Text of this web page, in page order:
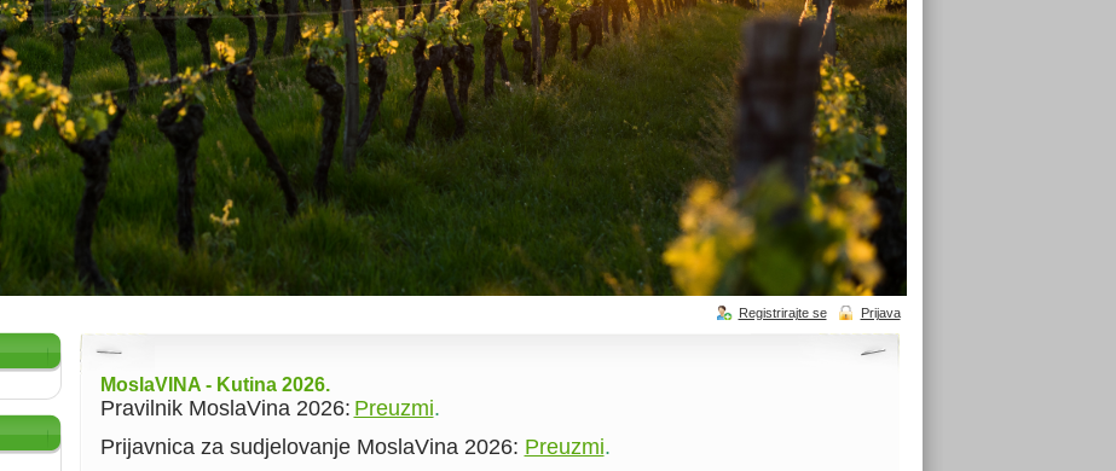
Prijava
Registrirajte se
MoslaVINA - Kutina 2026.
Pravilnik MoslaVina 2026: Preuzmi.
Prijavnica za sudjelovanje MoslaVina 2026: Preuzmi.